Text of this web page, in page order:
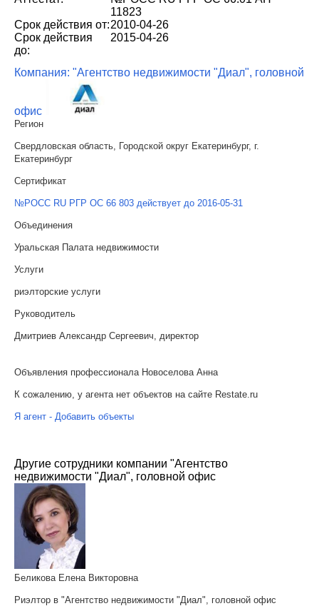
11823
Срок действия от:2010-04-26
Срок действия
до:
2015-04-26
Компания: "Агентство недвижимости "Диал", головной
офис
Регион
Свердловская область, Городской округ Екатеринбург, г.
Екатеринбург
Сертификат
№РОСС RU РГР ОС 66 803 действует до 2016-05-31
Объединения
Уральская Палата недвижимости
Услуги
риэлторские услуги
Руководитель
Дмитриев Александр Сергеевич, директор
Объявления профессионала Новоселова Анна
К сожалению, у агента нет объектов на сайте Restate.ru
Я агент - Добавить объекты
Другие сотрудники компании "Агентство
недвижимости "Диал", головной офис
Беликова Елена Викторовна
Риэлтор в "Агентство недвижимости "Диал", головной офис